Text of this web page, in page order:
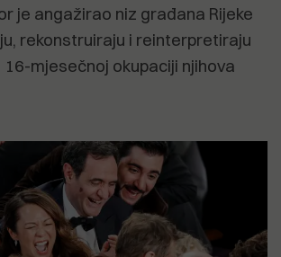
je angažirao niz građana Rijeke
rekonstruiraju i reinterpretiraju
16-mjesečnoj okupaciji njihova